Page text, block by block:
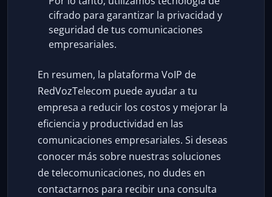
cifrado para garantizar la privacidad y
seguridad de tus comunicaciones
empresariales.
En resumen, la plataforma VoIP de
RedVozTelecom puede ayudar a tu
empresa a reducir los costos y mejorar la
eficiencia y productividad en las
comunicaciones empresariales. Si deseas
conocer más sobre nuestras soluciones
de telecomunicaciones, no dudes en
contactarnos para recibir una consulta